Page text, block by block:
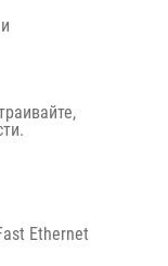
Ethernet